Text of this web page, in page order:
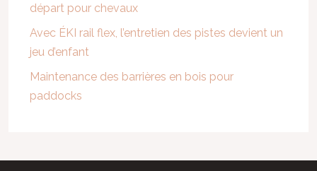
départ pour chevaux
Avec ÉKI rail flex, l’entretien des pistes devient un
jeu d’enfant
Maintenance des barrières en bois pour
paddocks